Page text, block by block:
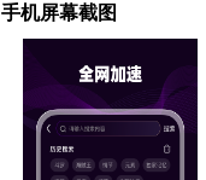
手机屏幕截图